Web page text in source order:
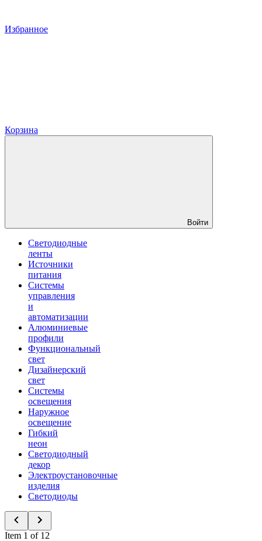
Избранное
Корзина
Войти
Светодиодные
ленты
Источники
питания
Системы
управления
и
автоматизации
Алюминиевые
профили
Функциональный
свет
Дизайнерский
свет
Системы
освещения
Наружное
освещение
Гибкий
неон
Светодиодный
декор
Электроустановочные
изделия
Светодиоды
Item 1 of 12